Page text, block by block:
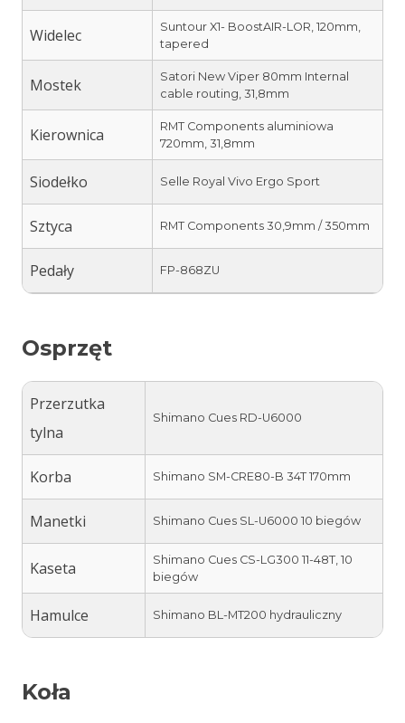
Widelec
Suntour X1- BoostAIR-LOR, 120mm,
tapered
Mostek
Satori New Viper 80mm Internal
cable routing, 31,8mm
Kierownica
RMT Components aluminiowa
720mm, 31,8mm
Siodełko Selle Royal Vivo Ergo Sport
Sztyca RMT Components 30,9mm / 350mm
Pedały FP-868ZU
Osprzęt
Przerzutka
tylna
Shimano Cues RD-U6000
Korba Shimano SM-CRE80-B 34T 170mm
Manetki Shimano Cues SL-U6000 10 biegów
Kaseta
Shimano Cues CS-LG300 11-48T, 10
biegów
Hamulce Shimano BL-MT200 hydrauliczny
Koła